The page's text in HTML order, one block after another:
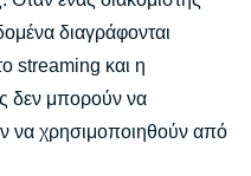
διαγράφονται
streaming και η
δεν μπορούν να
να χρησιμοποιηθούν από